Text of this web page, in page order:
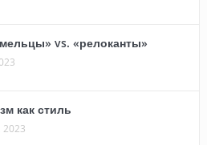
vs. «релоканты»
как стиль
2023